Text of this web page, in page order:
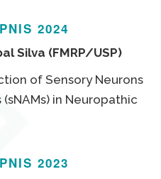
2024
Silva (FMRP/USP)
of Sensory Neurons
in Neuropathic
2023